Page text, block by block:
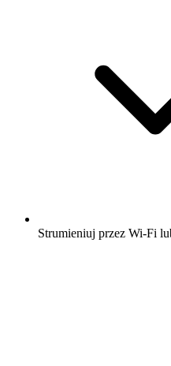
Strumieniuj przez Wi-Fi